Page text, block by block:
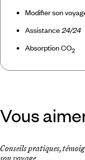
Modifier son
Assistance 24/24
Absorption CO2
Vous
Conseils pratiques,